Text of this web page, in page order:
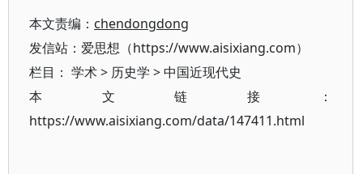
本文责编： chendongdong
发信站：爱思想（https://www.aisixiang.com）
栏目： 学术> 历史学 >中国近现代史
本文链接：
https://www.aisixiang.com/data/147411.html